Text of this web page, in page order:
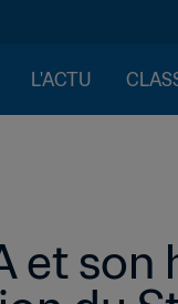
L'ACTU
et